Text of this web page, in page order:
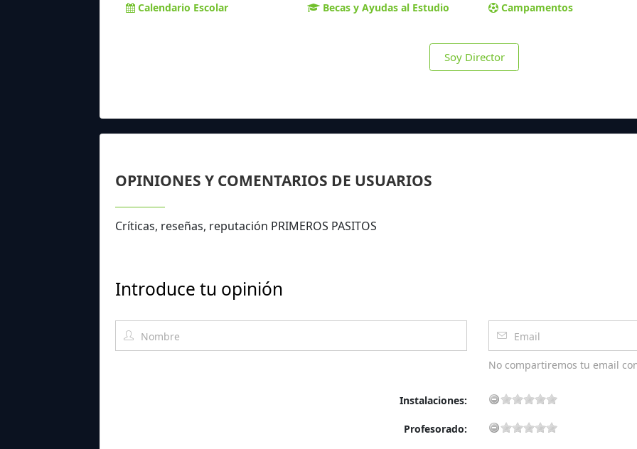
Calendario Escolar Becas y Ayudas al Estudio Campamentos
Soy Director
OPINIONES Y COMENTARIOS DE USUARIOS
Críticas, reseñas, reputación PRIMEROS PASITOS
Introduce tu opinión
No compartiremos tu email
Instalaciones:
Profesorado: